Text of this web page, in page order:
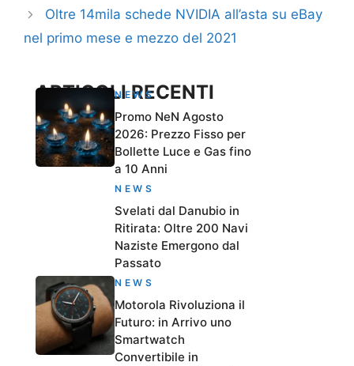
Oltre 14mila schede NVIDIA all’asta su eBay
nel primo mese e mezzo del 2021
ARTICOLI RECENTI
NEWS
Promo NeN Agosto
2026: Prezzo Fisso per
Bollette Luce e Gas fino
a 10 Anni
NEWS
Svelati dal Danubio in
Ritirata: Oltre 200 Navi
Naziste Emergono dal
Passato
NEWS
Motorola Rivoluziona il
Futuro: in Arrivo uno
Smartwatch
Convertibile in